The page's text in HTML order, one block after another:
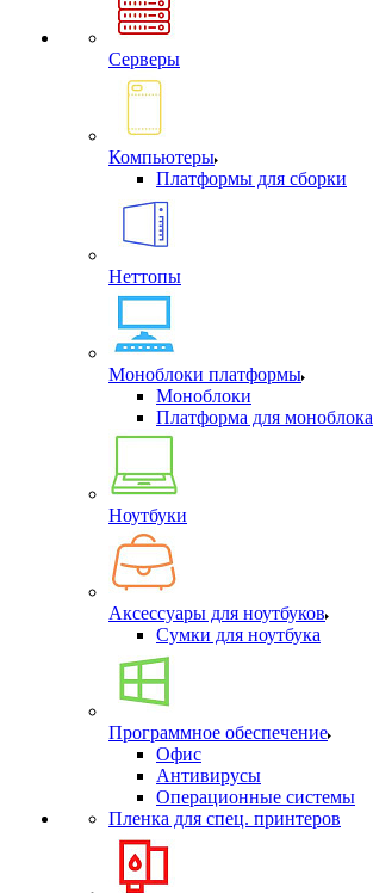
Серверы
Компьютеры
Платформы для сборки
Неттопы
Моноблоки платформы
Моноблоки
Платформа для моноблока
Ноутбуки
Аксессуары для ноутбуков
Сумки для ноутбука
Программное обеспечение
Офис
Антивирусы
Операционные системы
Пленка для спец. принтеров